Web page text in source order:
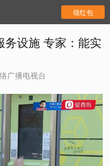
领红包
设施 专家：能实
广播电视台